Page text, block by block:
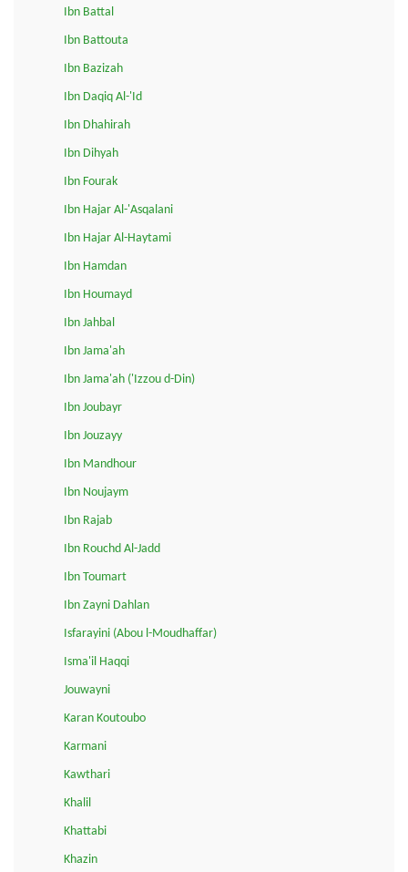
Ibn Battal
Ibn Battouta
Ibn Bazizah
Ibn Daqiq Al-'Id
Ibn Dhahirah
Ibn Dihyah
Ibn Fourak
Ibn Hajar Al-'Asqalani
Ibn Hajar Al-Haytami
Ibn Hamdan
Ibn Houmayd
Ibn Jahbal
Ibn Jama'ah
Ibn Jama'ah ('Izzou d-Din)
Ibn Joubayr
Ibn Jouzayy
Ibn Mandhour
Ibn Noujaym
Ibn Rajab
Ibn Rouchd Al-Jadd
Ibn Toumart
Ibn Zayni Dahlan
Isfarayini (Abou l-Moudhaffar)
Isma'il Haqqi
Jouwayni
Karan Koutoubo
Karmani
Kawthari
Khalil
Khattabi
Khazin